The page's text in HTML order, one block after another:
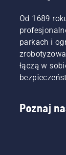
Od 1689
parkach i
łączą w
Poznaj